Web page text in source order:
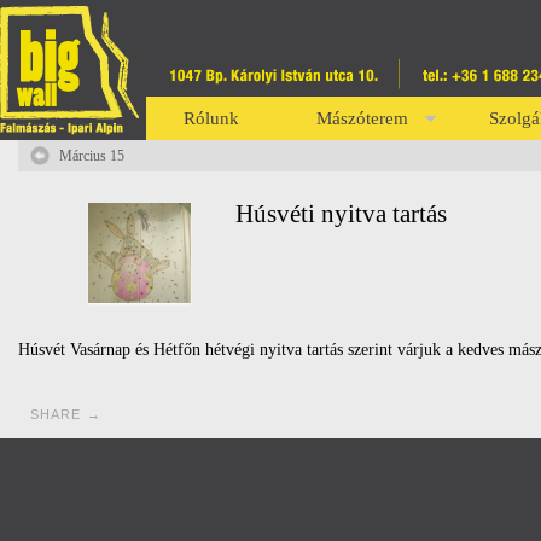
Rólunk Mászóterem
Március 15
Húsvéti nyitva tartás
Húsvét Vasárnap és Hétfőn hétvégi nyitva tartás szerint várjuk a kedves
SHARE →